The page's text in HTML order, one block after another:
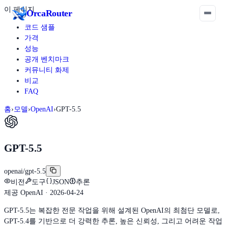
OrcaRouter
이 페이지
코드 샘플
가격
성능
공개 벤치마크
커뮤니티 화제
비교
FAQ
홈›모델 ›OpenAI›GPT-5.5
GPT-5.5
openai/gpt-5.5
비전
도구 JSON
추론
제공 OpenAI · 2026-04-24
GPT-5.5는 복잡한 전문 작업을 위해 설계된 OpenAI의 최첨단 모델로,
GPT-5.4를 기반으로 더 강력한 추론, 높은 신뢰성, 그리고 어려운 작업